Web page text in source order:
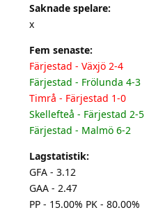
Saknade spelare:
x
Fem senaste:
Färjestad - Växjö 2-4
Färjestad - Frölunda 4-3
Timrå - Färjestad 1-0
Skellefteå - Färjestad 2-5
Färjestad - Malmö 6-2
Lagstatistik:
GFA - 3.12
GAA - 2.47
PP - 15.00% PK - 80.00%